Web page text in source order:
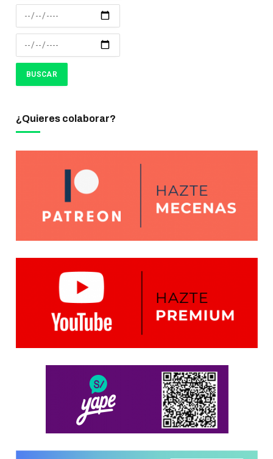
¿Quieres colaborar?